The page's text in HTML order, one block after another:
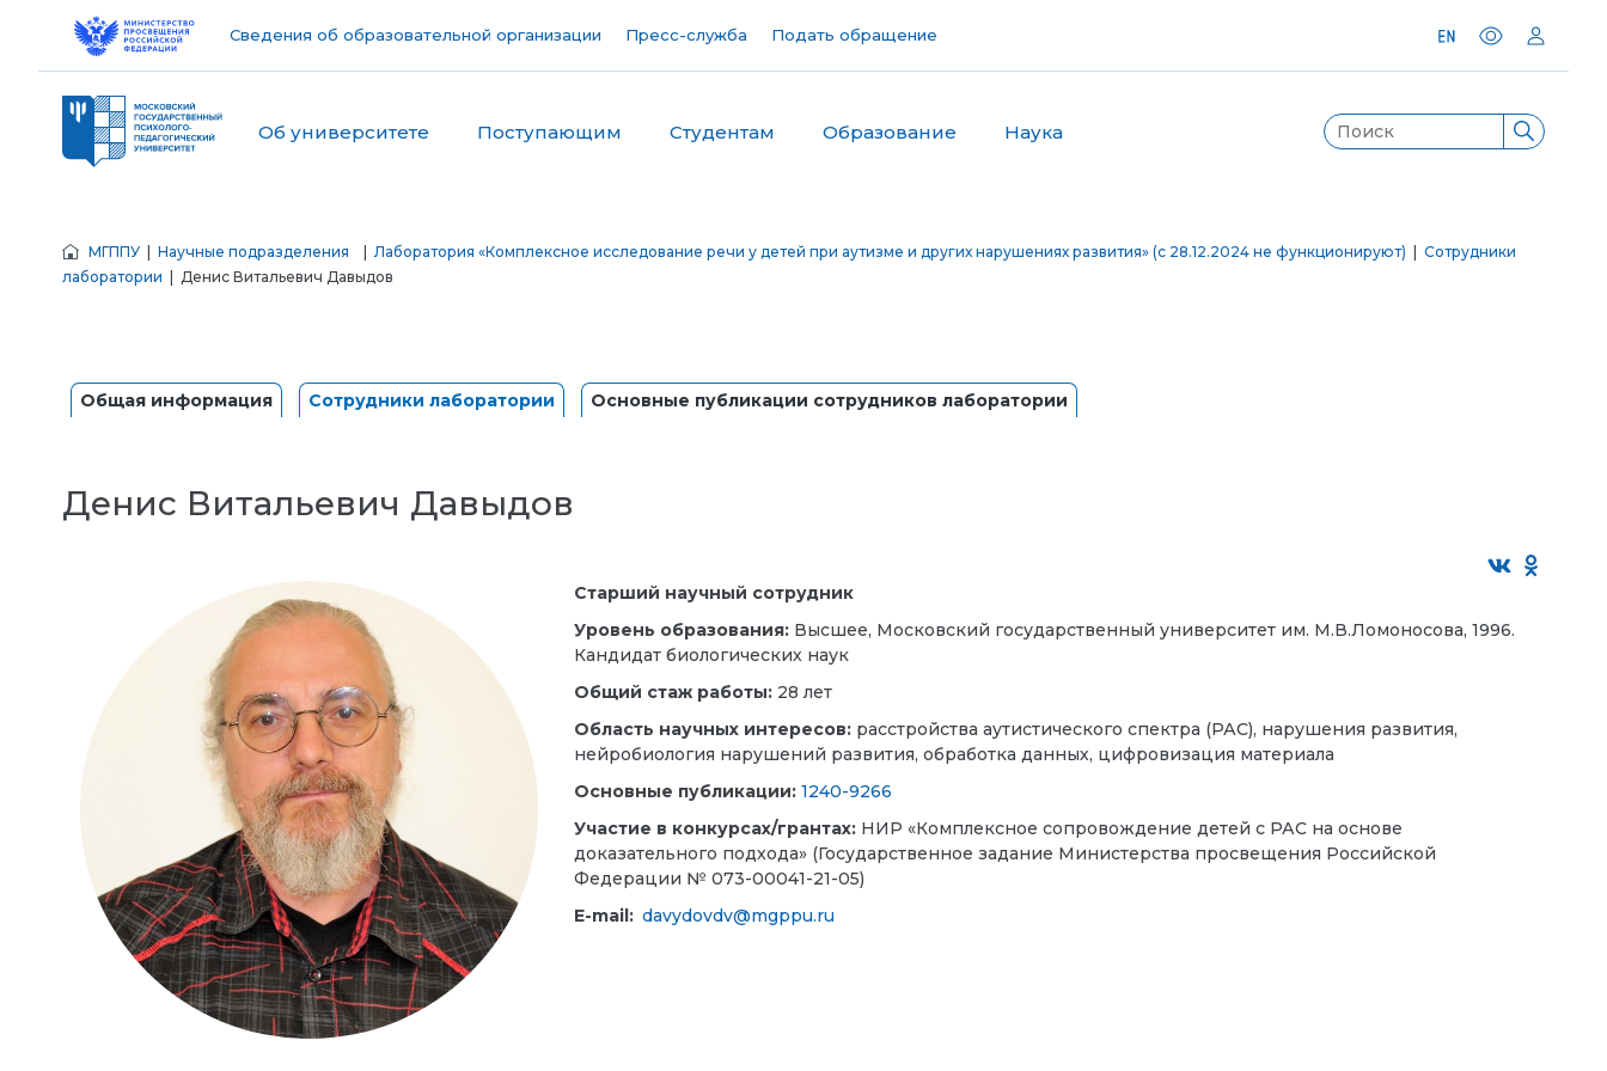
Сведения об образовательной организации Пресс-служба Подать обращение
Об университете Поступающим Студентам Образование Наука
МГППУ Научные подразделения |Лаборатория «Комплексное исследование речи у детей при аутизме и других нарушениях развития» (с 28.12.2024 не функционируют)
Сотрудники
лаборатории | Денис Витальевич Давыдов
Общая информация Сотрудники лаборатории Основные публикации сотрудников лаборатории
Денис Витальевич Давыдов
Старший научный сотрудник
Уровень образования: Высшее, Московский государственный университет им. М.В.Ломоносова, 1996.
Кандидат биологических наук
Общий стаж работы: 28 лет
Область научных интересов: расстройства аутистического спектра (РАС), нарушения развития,
нейробиология нарушений развития, обработка данных, цифровизация материала
Основные публикации:1240-9266
Участие в конкурсах/грантах: НИР «Комплексное сопровождение детей с РАС на основе
доказательного подхода» (Государственное задание Министерства просвещения Российской
Федерации № 073-00041-21-05)
E-mail:davydovdv@mgppu.ru